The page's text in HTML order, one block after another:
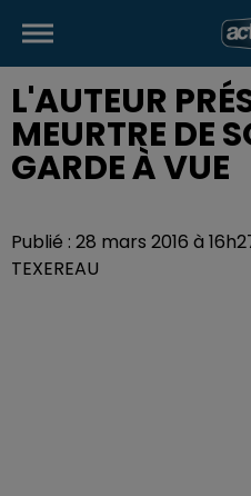
L'AUTEUR
MEURTRE DE
GARDE À VUE
Publié : 28 mars 2016 à
TEXEREAU